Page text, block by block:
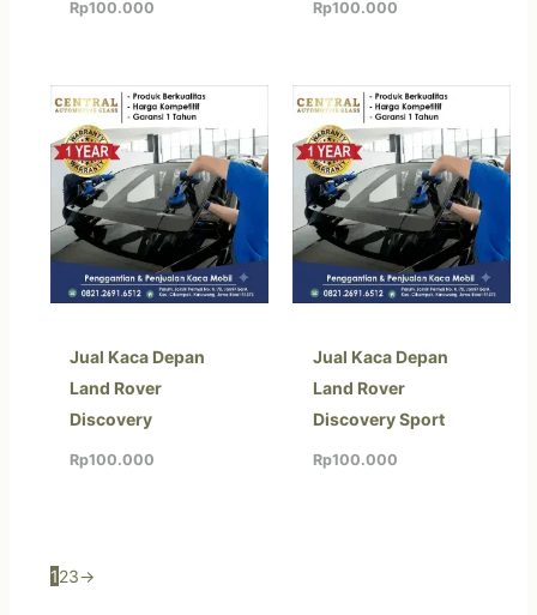
Rp100.000 Rp100.000
Jual Kaca Depan
Land Rover
Discovery
Rp100.000
Jual Kaca Depan
Land Rover
Discovery Sport
Rp100.000
123→